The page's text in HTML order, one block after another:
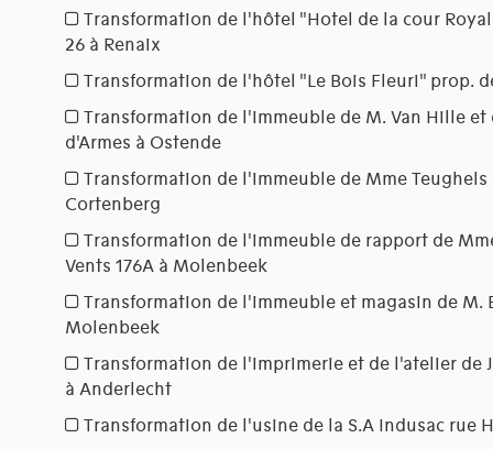
Transformation de l'hôtel "Hotel de la cour
26 à Renaix
Transformation de l'hôtel "Le Bois Fleuri" prop.
Transformation de l'immeuble de M. Van Hille
d'Armes à Ostende
Transformation de l'immeuble de Mme Teughels
Cortenberg
Transformation de l'immeuble de rapport de
Vents 176A à Molenbeek
Transformation de l'immeuble et magasin de M.
Molenbeek
Transformation de l'imprimerie et de l'atelier de
à Anderlecht
Transformation de l'usine de la S.A Indusac rue